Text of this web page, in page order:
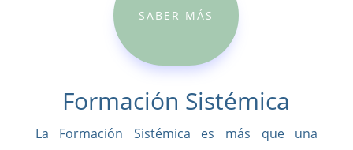
SABER MÁS
Formación Sistémica
La Formación Sistémica es más que una